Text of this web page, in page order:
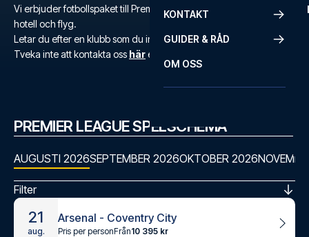
KONTAKT
GUIDER & RÅD
OM OSS
Vi erbjuder fotbollspaket till Premier League med biljetter, utvalda
hotell och flyg.
Letar du efter en klubb som du inte hittar?
Tveka inte att kontakta oss häreller på
PREMIER LEAGUE SPELSCHEMA
AUGUSTI 2026SEPTEMBER 2026OKTOBER 2026
Filter
21
aug.
Arsenal - Coventry City
Pris per personFrån10 395 kr